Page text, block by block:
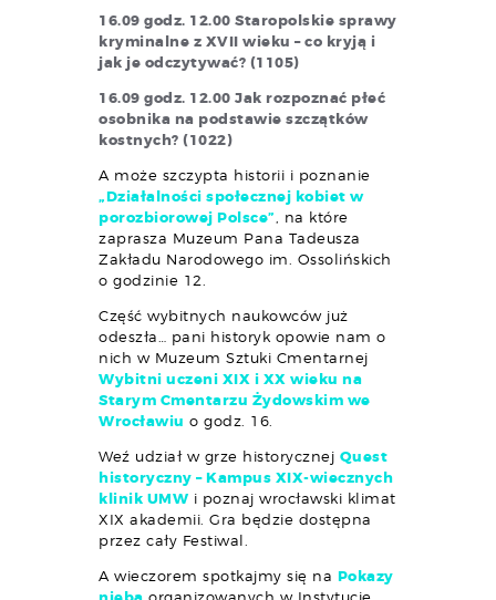
16.09 godz. 12.00 Staropolskie sprawy
kryminalne z XVII wieku – co kryją i
jak je odczytywać? (1105)
16.09 godz. 12.00 Jak rozpoznać płeć
osobnika na podstawie szczątków
kostnych? (1022)
A może szczypta historii i poznanie
„Działalności społecznej kobiet w
porozbiorowej Polsce” , na które
zaprasza Muzeum Pana Tadeusza
Zakładu Narodowego im. Ossolińskich
o godzinie 12.
Część wybitnych naukowców już
odeszła… pani historyk opowie nam o
nich w Muzeum Sztuki Cmentarnej
Wybitni uczeni XIX i XX wieku na
Starym Cmentarzu Żydowskim we
Wrocławiu o godz. 16.
Weź udział w grze historycznej Quest
historyczny – Kampus XIX-wiecznych
klinik UMW i poznaj wrocławski klimat
XIX akademii. Gra będzie dostępna
przez cały Festiwal.
A wieczorem spotkajmy się na Pokazy
organizowanych w Instytucie